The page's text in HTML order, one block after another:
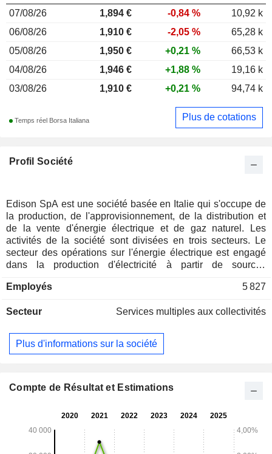
Profil Société
Edison SpA est une société basée en Italie qui s'occupe de
la production, de l'approvisionnement, de la distribution et
de la vente d'énergie électrique et de gaz naturel. Les
activités de la société sont divisées en trois secteurs. Le
secteur des opérations sur l'énergie électrique est engagé
dans la production d'électricité à partir de sources
les parcs éoliens, les systèmes photovoltaïques, les
secteur des opérations sur les hydrocarbures se consacre à
brut, et possède des réserves d'hydrocarbures et des
concessions de stockage. Le secteur Activités de
Employés 5 827
Secteur Services multiples aux collectivités
Plus d'informations sur la société
07/08/26
1,894 € -0,84 %
10,92 k
06/08/26
1,910 € -2,05 %
65,28 k
05/08/26
1,950 € +0,21 %
66,53 k
04/08/26
1,946 € +1,88 %
19,16 k
03/08/26
1,910 € +0,21 % 94,74 k
Temps réel Borsa Italiana Plus de cotations
Compte de Résultat et Estimations